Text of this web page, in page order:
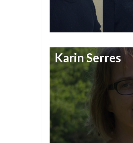
Karin Serres